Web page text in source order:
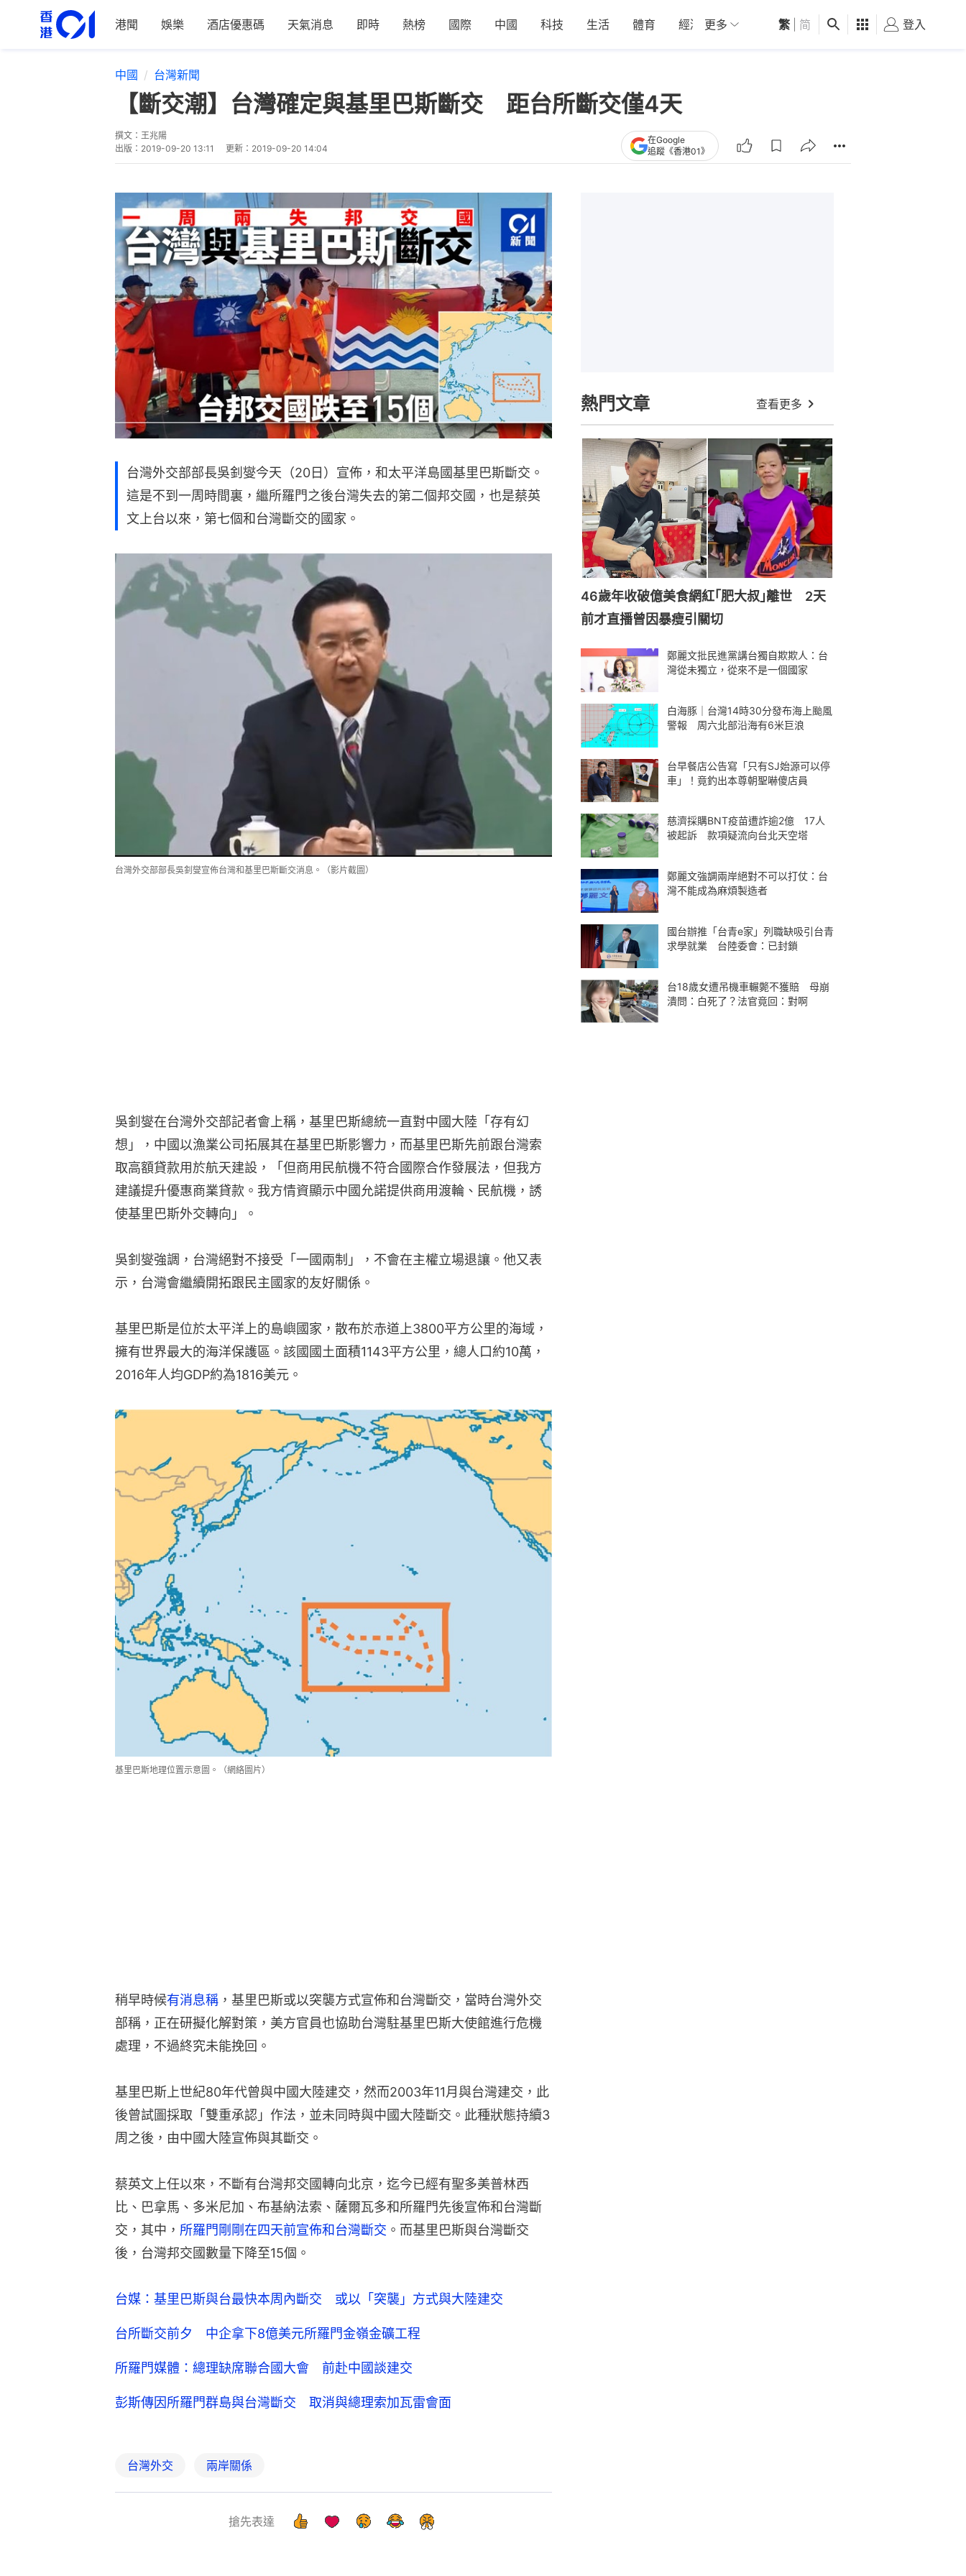
港聞 娛樂 酒店優惠碼 天氣消息 即時 熱榜 國際 中國 科技 生活 體育 經濟 01深圳 觀點 健康 好食玩飛
更多 繁 简 登入
中國 台灣新聞
【斷交潮】台灣確定與基里巴斯斷交 距台所斷交僅4天
撰文： 王兆陽
出版： 2019-09-20 13:11 更新： 2019-09-20 14:04
在Google
追蹤《香港01》
台灣外交部部長吳釗燮今天（20日）宣佈，和太平洋島國基里巴斯斷交。
這是不到一周時間裏，繼所羅門之後台灣失去的第二個邦交國，也是蔡英
文上台以來，第七個和台灣斷交的國家。
台灣外交部部長吳釗燮宣佈台灣和基里巴斯斷交消息。（影片截圖）
吳釗燮在台灣外交部記者會上稱，基里巴斯總統一直對中國大陸「存有幻
想」，中國以漁業公司拓展其在基里巴斯影響力，而基里巴斯先前跟台灣索
取高額貸款用於航天建設，「但商用民航機不符合國際合作發展法，但我方
建議提升優惠商業貸款。我方情資顯示中國允諾提供商用渡輪、民航機，誘
使基里巴斯外交轉向」。
吳釗燮強調，台灣絕對不接受「一國兩制」，不會在主權立場退讓。他又表
示，台灣會繼續開拓跟民主國家的友好關係。
基里巴斯是位於太平洋上的島嶼國家，散布於赤道上3800平方公里的海域，
擁有世界最大的海洋保護區。該國國土面積1143平方公里，總人口約10萬，
2016年人均GDP約為1816美元。
基里巴斯地理位置示意圖。（網絡圖片）
稍早時候有消息稱 ，基里巴斯或以突襲方式宣佈和台灣斷交，當時台灣外交
部稱，正在研擬化解對策，美方官員也協助台灣駐基里巴斯大使館進行危機
處理，不過終究未能挽回。
基里巴斯上世紀80年代曾與中國大陸建交，然而2003年11月與台灣建交，此
後曾試圖採取「雙重承認」作法，並未同時與中國大陸斷交。此種狀態持續3
周之後，由中國大陸宣佈與其斷交。
蔡英文上任以來，不斷有台灣邦交國轉向北京，迄今已經有聖多美普林西
比、巴拿馬、多米尼加、布基納法索、薩爾瓦多和所羅門先後宣佈和台灣斷
交，其中， 所羅門剛剛在四天前宣佈和台灣斷交 。而基里巴斯與台灣斷交
後，台灣邦交國數量下降至15個。
台媒：基里巴斯與台最快本周內斷交 或以「突襲」方式與大陸建交
台所斷交前夕 中企拿下8億美元所羅門金嶺金礦工程
所羅門媒體：總理缺席聯合國大會 前赴中國談建交
彭斯傳因所羅門群島與台灣斷交 取消與總理索加瓦雷會面
台灣外交 兩岸關係
搶先表達
熱門文章 查看更多
46歲年收破億美食網紅｢肥大叔｣離世 2天
前才直播曾因暴瘦引關切
鄭麗文批民進黨講台獨自欺欺人：台
灣從未獨立，從來不是一個國家
白海豚｜台灣14時30分發布海上颱風
警報 周六北部沿海有6米巨浪
台早餐店公告寫「只有SJ始源可以停
車」！竟釣出本尊朝聖嚇傻店員
慈濟採購BNT疫苗遭詐逾2億 17人
被起訴 款項疑流向台北天空塔
鄭麗文強調兩岸絕對不可以打仗：台
灣不能成為麻煩製造者
國台辦推「台青e家」列職缺吸引台青
求學就業 台陸委會：已封鎖
台18歲女遭吊機車輾斃不獲賠 母崩
潰問：白死了？法官竟回：對啊